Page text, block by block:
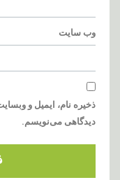
وب‌ سایت
ذخیره نام، ایمیل و
دیدگاهی می‌نویسم.